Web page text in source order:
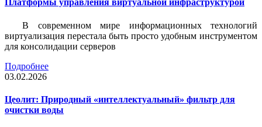
Платформы управления виртуальной инфраструктурой
В современном мире информационных технологий
виртуализация перестала быть просто удобным инструментом
для консолидации серверов
Подробнее
03.02.2026
Цеолит: Природный «интеллектуальный» фильтр для
очистки воды